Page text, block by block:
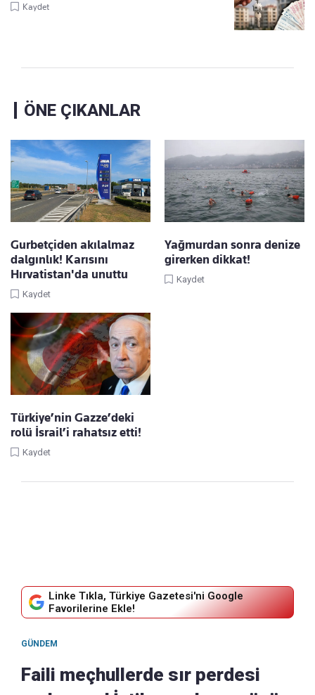
Kaydet
ÖNE ÇIKANLAR
Gurbetçiden akılalmaz
dalgınlık! Karısını
Hırvatistan'da unuttu
Kaydet
Yağmurdan sonra denize
girerken dikkat!
Kaydet
Türkiye’nin Gazze’deki
rolü İsrail’i rahatsız etti!
Kaydet
Linke Tıkla, Türkiye Gazetesi'ni Google
Favorilerine Ekle!
GÜNDEM
Faili meçhullerde sır perdesi